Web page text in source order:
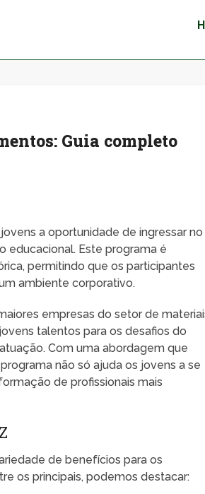
Guia completo
a oportunidade de ingressar no
educacional. Este programa é
permitindo que os participantes
ambiente corporativo.
empresas do setor de
talentos para os desafios do
Com uma abordagem que
não só ajuda os jovens a se
de profissionais mais
de benefícios para os
os principais, podemos destacar: